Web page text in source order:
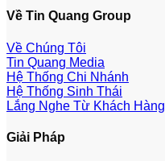
Về Tin Quang Group
Về Chúng Tôi
Tin Quang Media
Hệ Thống Chi Nhánh
Hệ Thống Sinh Thái
Lắng Nghe Từ Khách Hàng
Giải Pháp